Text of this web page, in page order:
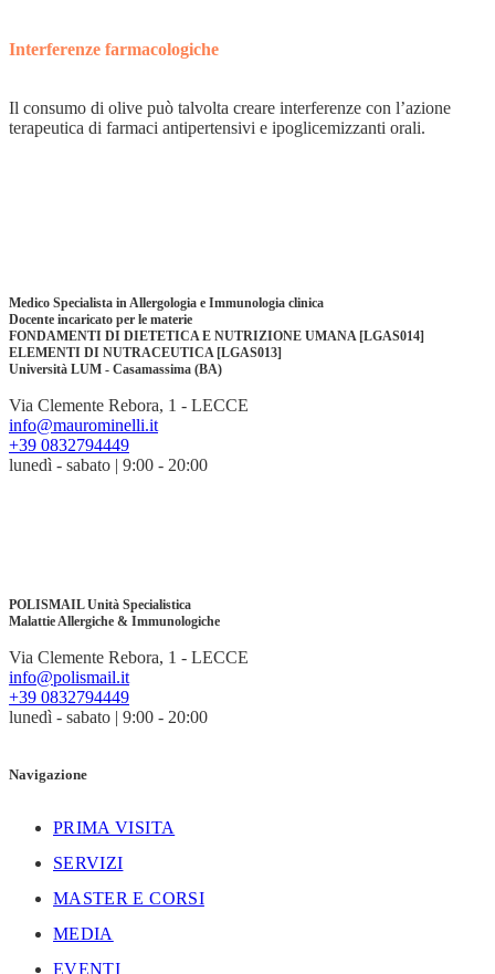
Interferenze farmacologiche
Il consumo di olive può talvolta creare interferenze con l’azione
terapeutica di farmaci antipertensivi e ipoglicemizzanti orali.
Medico Specialista in Allergologia e Immunologia clinica
Docente incaricato per le materie
FONDAMENTI DI DIETETICA E NUTRIZIONE UMANA [LGAS014]
ELEMENTI DI NUTRACEUTICA [LGAS013]
Università LUM - Casamassima (BA)
Via Clemente Rebora, 1 - LECCE
info@maurominelli.it
+39 0832794449
lunedì - sabato | 9:00 - 20:00
POLISMAIL Unità Specialistica
Malattie Allergiche & Immunologiche
Via Clemente Rebora, 1 - LECCE
info@polismail.it
+39 0832794449
lunedì - sabato | 9:00 - 20:00
Navigazione
PRIMA VISITA
SERVIZI
MASTER E CORSI
MEDIA
EVENTI